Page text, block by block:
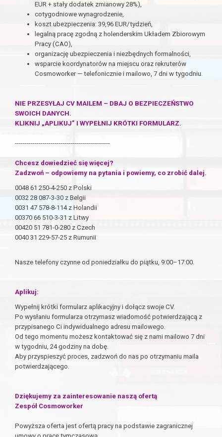
EUR + stały dodatek zmianowy 28%),
cotygodniowe wynagrodzenie,
koszt ubezpieczenia: 39,96 EUR/tydzień,
legalną pracę zgodną z holenderskim Układem Zbiorowym
Pracy (CAO),
organizację ubezpieczenia i niezbędnych formalności,
wsparcie koordynatorów na miejscu oraz rekruterów
Cosmoworker — telefonicznie i mailowo, 7 dni w tygodniu.
NIE PRZESYŁAJ CV MAILEM – DBAJ O BEZPIECZEŃSTWO
SWOICH DANYCH.
KLIKNIJ „APLIKUJ” I WYPEŁNIJ KRÓTKI FORMULARZ.
------------------------------------------------
Chcesz dowiedzieć się więcej?
Zadzwoń – odpowiemy na pytania i powiemy, co zrobić dalej.
0048 61 250-4-250 z Polski
0032 28 087-3-30 z Belgii
0031 47 578-8-114 z Holandii
00370 66 510-3-31 z Litwy
00420 51 781-0-280 z Czech
0040 31 229-57-25 z Rumunii
Nasze telefony czynne od poniedziałku do piątku, 9:00–17:00.
Aplikuj:
Wypełnij krótki formularz aplikacyjny i dołącz swoje CV.
Po wysłaniu formularza otrzymasz wiadomość potwierdzającą z
przypisanego Ci indywidualnego adresu mailowego.
Od tego momentu możesz kontaktować się z nami mailowo 7 dni
w tygodniu, 24 godziny na dobę.
Aby przyspieszyć proces, zadzwoń do nas po otrzymaniu maila
potwierdzającego.
Dziękujemy za zainteresowanie naszą ofertą
Zespół Cosmoworker
Powyższa oferta jest ofertą pracy na podstawie zagranicznej